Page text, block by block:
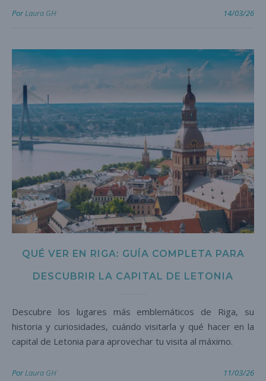
PorLaura GH 14/03/26
QUÉ VER EN RIGA: GUÍA COMPLETA PARA
DESCUBRIR LA CAPITAL DE LETONIA
Descubre los lugares más emblemáticos de Riga, su
historia y curiosidades, cuándo visitarla y qué hacer en la
capital de Letonia para aprovechar tu visita al máximo.
PorLaura GH 11/03/26